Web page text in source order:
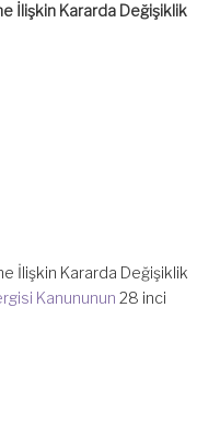
İlişkin Kararda Değişiklik
İlişkin Kararda Değişiklik
Kanununun 28 inci